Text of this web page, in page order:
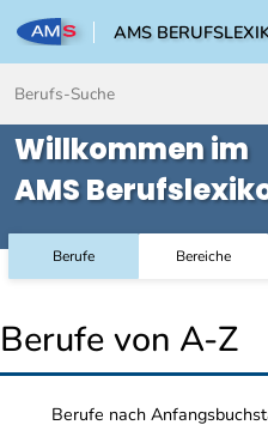
AMS
Willkommen im
AMS
Berufe Bereiche
Berufe von A-Z
Berufe nach